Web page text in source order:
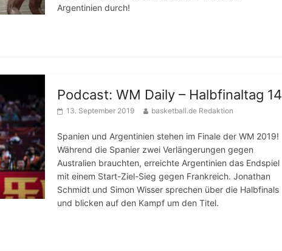
Argentinien durch!
Podcast: WM Daily – Halbfinaltag 14
13. September 2019 basketball.de Redaktion
Spanien und Argentinien stehen im Finale der WM 2019!
Während die Spanier zwei Verlängerungen gegen
Australien brauchten, erreichte Argentinien das Endspiel
mit einem Start-Ziel-Sieg gegen Frankreich. Jonathan
Schmidt und Simon Wisser sprechen über die Halbfinals
und blicken auf den Kampf um den Titel.